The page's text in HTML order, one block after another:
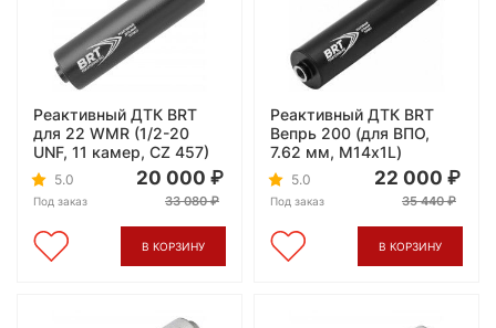
Реактивный ДТК BRT
для 22 WMR (1/2-20
UNF, 11 камер, CZ 457)
5.0
Под заказ
20 000
33 080
В КОРЗИНУ
Реактивный ДТК BRT
Вепрь 200 (для ВПО,
7.62 мм, М14х1L)
5.0
Под заказ
22 000
35 440
В КОРЗИНУ